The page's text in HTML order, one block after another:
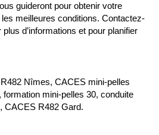
guideront pour obtenir votre
meilleures conditions. Contactez-
d’informations et pour planifier
Nîmes, CACES mini-pelles
mini-pelles 30, conduite
CACES R482 Gard.